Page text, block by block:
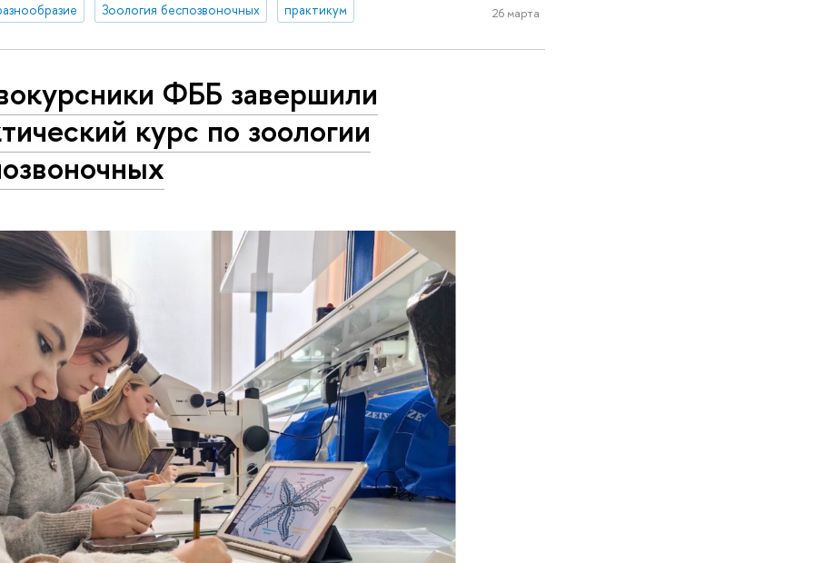
Зоология беспозвоночных практикум 26 марта
ФББ завершили
курс по зоологии